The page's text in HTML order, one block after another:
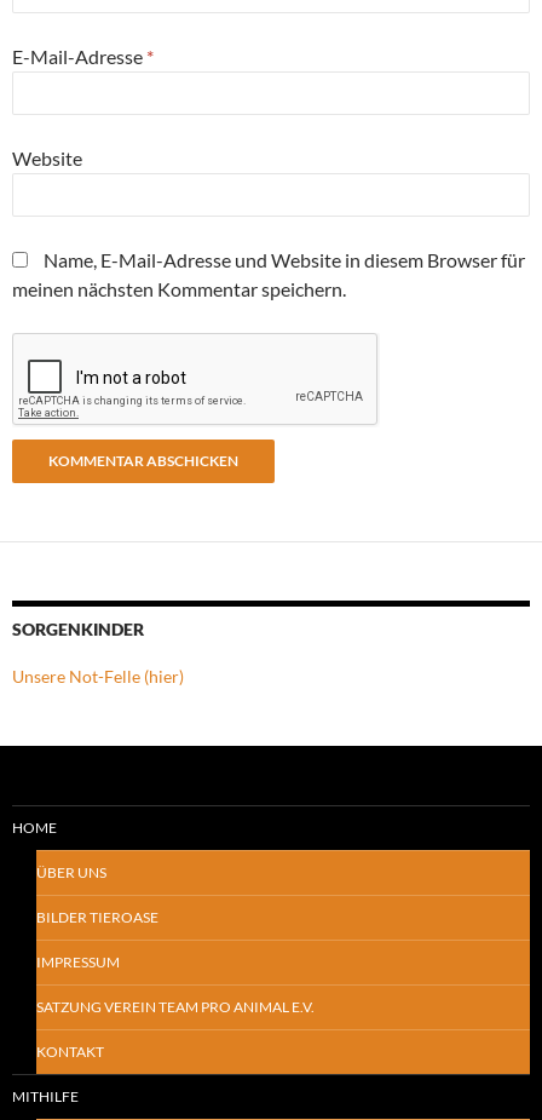
E-Mail-Adresse *
Website
Name, E-Mail-Adresse und Website in diesem Browser für
meinen nächsten Kommentar speichern.
SORGENKINDER
Unsere Not-Felle (hier)
HOME
ÜBER UNS
BILDER TIEROASE
IMPRESSUM
SATZUNG VEREIN TEAM PRO ANIMAL E.V.
KONTAKT
MITHILFE